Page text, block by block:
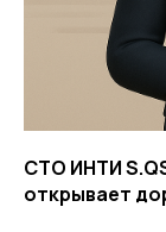
СТО ИНТИ
открывает